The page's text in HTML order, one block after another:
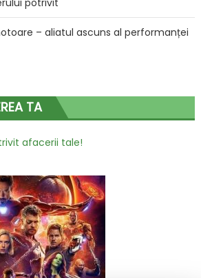
potrivit
– aliatul ascuns al performanței
TA
afacerii tale!